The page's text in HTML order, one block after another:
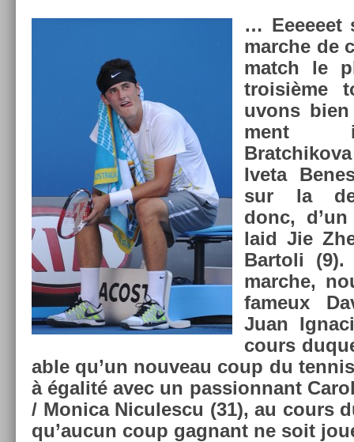
… Eeeeeet
marche de
match le
troisiè­me
uvons
ment
Iveta
sur la
donc,
laid Jie
Bar­toli
marche,
fameux
Juan
cours
able qu’un nouveau coup du
à égalité avec un pas­sion­nant
/ Monica Nicules­cu (31), au cours
qu’aucun coup gag­nant ne soit